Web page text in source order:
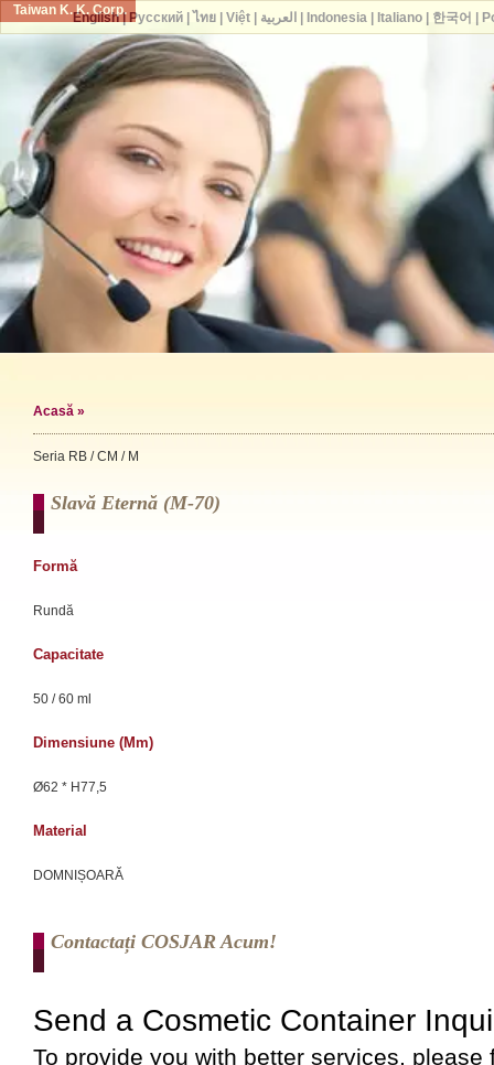
Taiwan K. K. Corp.
Acasă »
Seria RB / CM / M
Slavă Eternă (m-70)
Formă
Rundă
Capacitate
50 / 60 ml
Dimensiune (mm)
Ø62 * H77,5
Material
DOMNIȘOARĂ
Contactați COSJAR Acum!
English| Русский| ไทย| Việt| العربية Indonesia| Italiano| 한국어